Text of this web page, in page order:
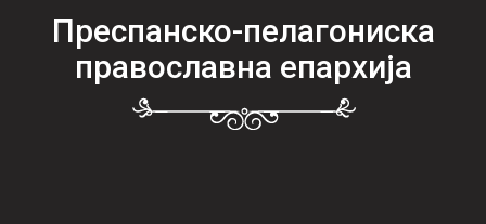
Преспанско-пелагониска
православна епархија